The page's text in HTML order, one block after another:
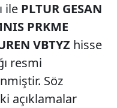
ile PLTUR GESAN
PRKME
VBTYZ hisse
resmi
Söz
açıklamalar